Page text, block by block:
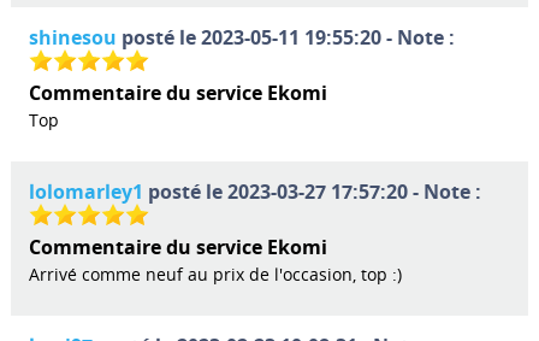
shinesou posté le 2023-05-11 19:55:20 - Note :
Commentaire du service Ekomi
Top
lolomarley1 posté le 2023-03-27 17:57:20 - Note :
Commentaire du service Ekomi
Arrivé comme neuf au prix de l'occasion, top :)